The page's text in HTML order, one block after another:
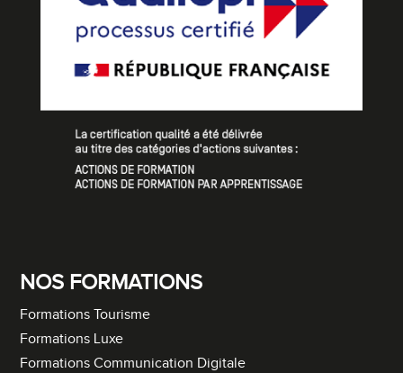
NOS FORMATIONS
Formations Tourisme
Formations Luxe
Formations Communication Digitale